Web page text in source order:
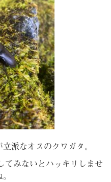
派なオスのクワガタ｡
てみないとハッキリしませ